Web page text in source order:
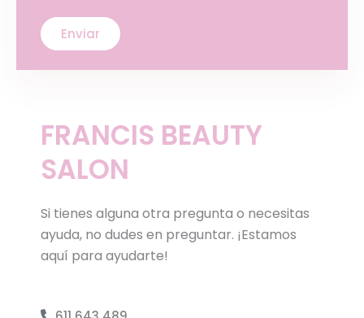
FRANCIS BEAUTY
SALON
Si tienes alguna otra pregunta o necesitas
ayuda, no dudes en preguntar. ¡Estamos
aquí para ayudarte!